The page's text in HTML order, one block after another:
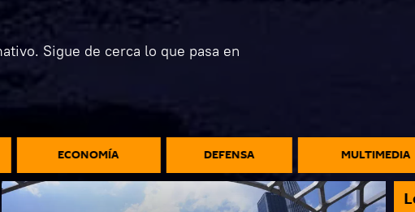
Sigue de cerca lo que pasa en
ECONOMÍA DEFENSA MULTIMEDIA